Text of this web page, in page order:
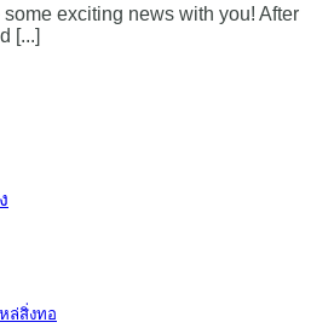
exciting news with you! After
[...]
ล่สิ่งทอ